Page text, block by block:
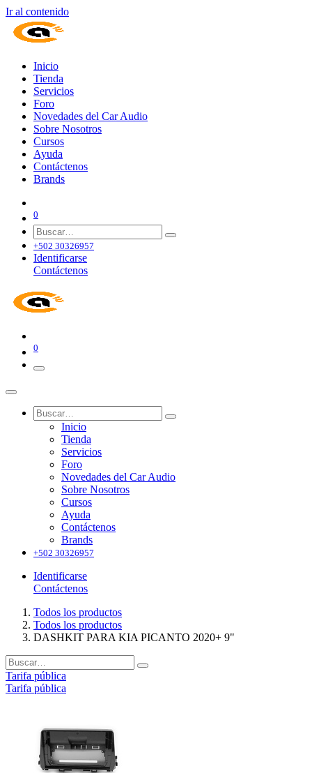
Ir al contenido
Inicio
Tienda
Servicios
Foro
Novedades del Car Audio
Sobre Nosotros
Cursos
Ayuda
Contáctenos
Brands
0
+502 30326957
Identificarse
Contáctenos
0
Inicio
Tienda
Servicios
Foro
Novedades del Car Audio
Sobre Nosotros
Cursos
Ayuda
Contáctenos
Brands
+502 30326957
Identificarse
Contáctenos
Todos los productos
Todos los productos
DASHKIT PARA KIA PICANTO 2020+ 9"
Tarifa pública
Tarifa pública